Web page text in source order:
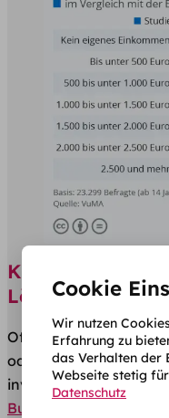
Kredite für das
Lösungen für
Oft reicht der
oder verschlingt
investieren möchtest.
Cookie
Wir nutzen
Erfahrung zu
das Verhalten der
Webseite stetig
Datenschutz